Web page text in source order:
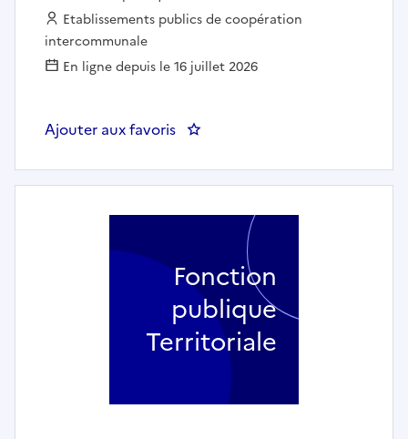
Employeur :
Etablissements publics de coopération
intercommunale
En ligne depuis le 16 juillet 2026
Ajouter aux favoris : Chargé de mission
Fonction
publique
Territoriale